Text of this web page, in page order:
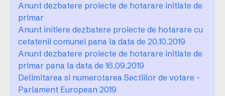
Anunt dezbatere proiecte de hotarare initiate de
primar
Anunt initiere dezbatere proiecte de hotarare cu
cetatenii comunei pana la data de 20.10.2019
Anunt dezbatere proiecte de hotarare initiate de
primar pana la data de 16.09.2019
Delimitarea si numerotarea Sectiilor de votare -
Parlament European 2019